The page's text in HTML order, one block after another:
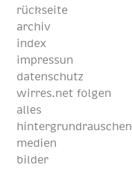
rückseite
archiv
index
impressun
datenschutz
wirres.net folgen
alles
hintergrundrauschen
medien
bilder